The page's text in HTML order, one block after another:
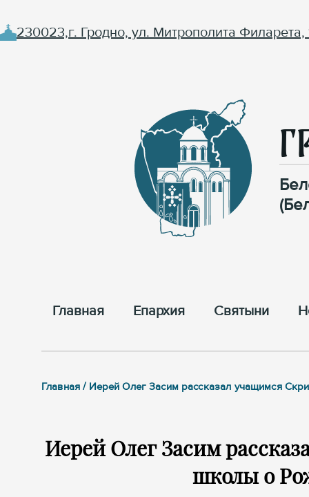
230023,г. Гродно, ул. Митрополита Филарета,
Главная Епархия Cвятыни
Главная / Иерей Олег Засим рассказал учащимся
Иерей Олег Засим
школы о